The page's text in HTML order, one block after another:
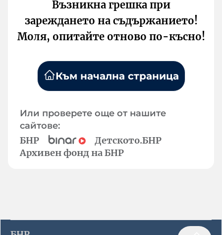
Възникна грешка при
зареждането на съдържанието!
Моля, опитайте отново по-късно!
Към начална страница
Или проверете още от нашите
сайтове:
БНР
Детското.БНР
Архивен фонд на БНР